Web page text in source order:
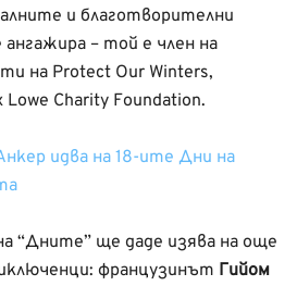
и благотворителни
– той е член на
на Protect Our Winters,
Lowe Charity Foundation.
идва на 18-ите Дни на
“Дните” ще даде изява на още
французинът Гийом